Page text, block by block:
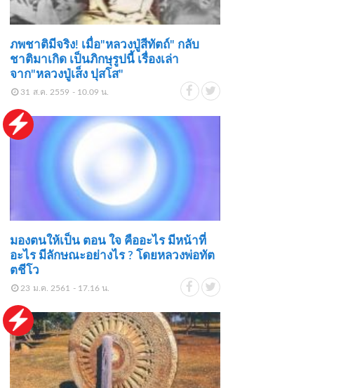
ภพชาติมีจริง! เมื่อ"หลวงปู่สีทัตถ์" กลับ
ชาติมาเกิด เป็นภิกษุรูปนี้ เรื่องเล่า
จาก"หลวงปู่เส็ง ปุสโส"
31 ส.ค. 2559 - 10.09 น.
มองตนให้เป็น ตอน ใจ คืออะไร มีหน้าที่
อะไร มีลักษณะอย่างไร ? โดยหลวงพ่อทัต
ตชีโว
23 ม.ค. 2561 - 17.16 น.